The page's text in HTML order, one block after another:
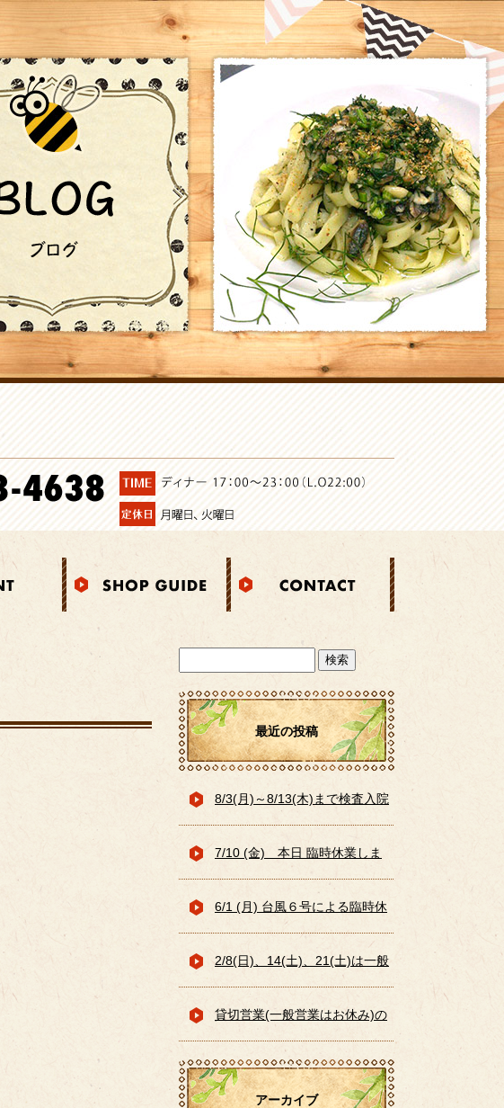
最近の投稿
8/3(月)～8/13(木)まで検査入院
の為、お休みとさせていただき
ます
7/10 (金) 本日 臨時休業しま
す （大雨予想の恐れがある
為）
6/1 (月) 台風６号による臨時休
業のお知らせ
2/8(日)、14(土)、21(土)は一般
営業はお休みです
貸切営業(一般営業はお休み)の
お知らせ 1/17(土)、
アーカイブ